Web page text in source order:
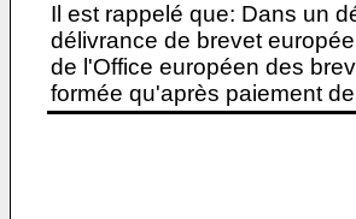
Il est rappelé que: Dans un
délivrance de brevet
de l'Office européen des
formée qu'après paiement